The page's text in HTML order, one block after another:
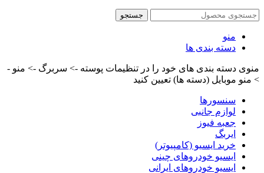
جستجو
منو
دسته بندی ها
منوی دسته بندی های خود را در تنظیمات پوسته -> سربرگ -> منو -
> منو موبایل (دسته ها) تعیین کنید
سنسورها
لوازم جانبی
جعبه فیوز
ایربگ
خرید ایسیو (کامپیوتر)
ایسیو خودروهای چینی
ایسیو خودروهای ایرانی